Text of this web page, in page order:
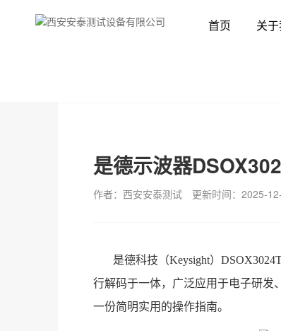
首页 关
是德示波器
作者：西安安泰测试 更新时间：2025-
是德科技（Keysight）
行解码于一体，广泛应用于电子研发
一份简明实用的操作指南。